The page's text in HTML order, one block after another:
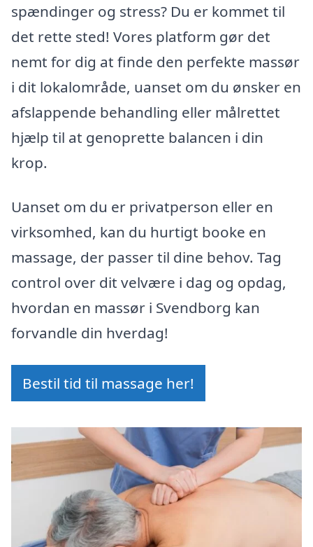
spændinger og stress? Du er kommet til
det rette sted! Vores platform gør det
nemt for dig at finde den perfekte massør
i dit lokalområde, uanset om du ønsker en
afslappende behandling eller målrettet
hjælp til at genoprette balancen i din
krop.
Uanset om du er privatperson eller en
virksomhed, kan du hurtigt booke en
massage, der passer til dine behov. Tag
control over dit velvære i dag og opdag,
hvordan en massør i Svendborg kan
forvandle din hverdag!
Bestil tid til massage her!